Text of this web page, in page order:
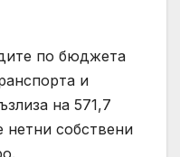
по бюджета
и
на 571,7
нетни собствени